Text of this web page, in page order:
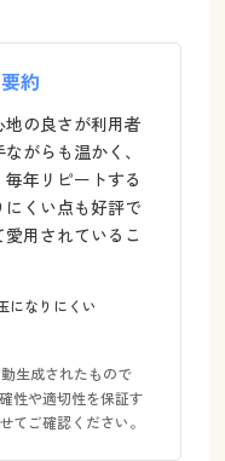
約
の良さが利用者
がらも温かく、
年リピートする
にくい点も好評で
用されているこ
になりにくい
生成されたもので
性や適切性を保証す
てご確認ください。